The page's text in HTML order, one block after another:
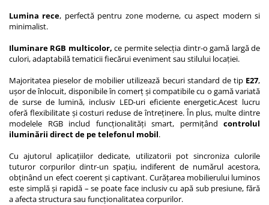
Lumina rece, perfectă pentru zone moderne, cu aspect modern si
minimalist.
Iluminare RGB multicolor, ce permite selecția dintr-o gamă largă de
culori, adaptabilă tematicii fiecărui eveniment sau stilului locației.
Majoritatea pieselor de mobilier utilizează becuri standard de tip E27,
ușor de înlocuit, disponibile în comerț și compatibile cu o gamă variată
de surse de lumină, inclusiv LED-uri eficiente energetic.Acest lucru
oferă flexibilitate și costuri reduse de întreținere. În plus, multe dintre
modelele RGB includ funcționalități smart, permițând controlul
iluminării direct de pe telefonul mobil.
Cu ajutorul aplicațiilor dedicate, utilizatorii pot sincroniza culorile
tuturor corpurilor dintr-un spațiu, indiferent de numărul acestora,
obținând un efect coerent și captivant. Curățarea mobilierului luminos
este simplă și rapidă – se poate face inclusiv cu apă sub presiune, fără
a afecta structura sau funcționalitatea corpurilor.